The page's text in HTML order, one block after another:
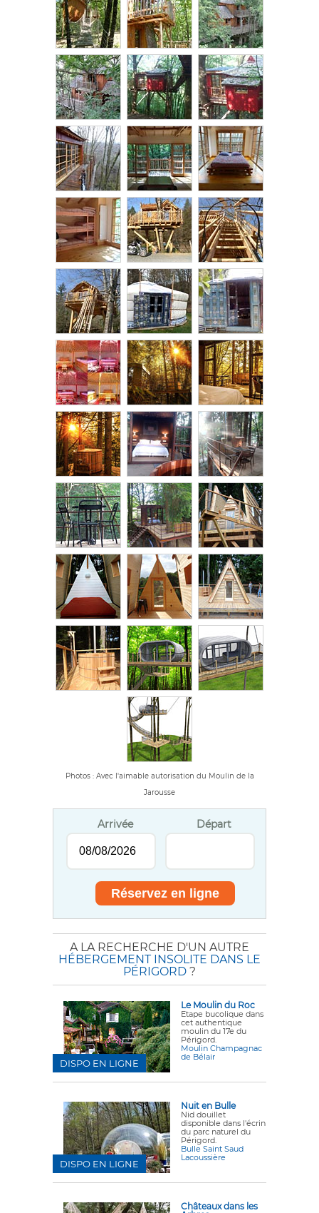
Photos : Avec l'aimable autorisation du Moulin de la
Jarousse
Arrivée Départ
A LA RECHERCHE D'UN AUTRE
HÉBERGEMENT INSOLITE DANS LE
PÉRIGORD ?
Le Moulin du Roc
Etape bucolique dans
cet authentique
moulin du 17e du
Périgord.
Moulin Champagnac
de Bélair
DISPO EN LIGNE
Nuit en Bulle
Nid douillet
disponible dans l'écrin
du parc naturel du
Périgord.
Bulle Saint Saud
Lacoussière
DISPO EN LIGNE
Châteaux dans les